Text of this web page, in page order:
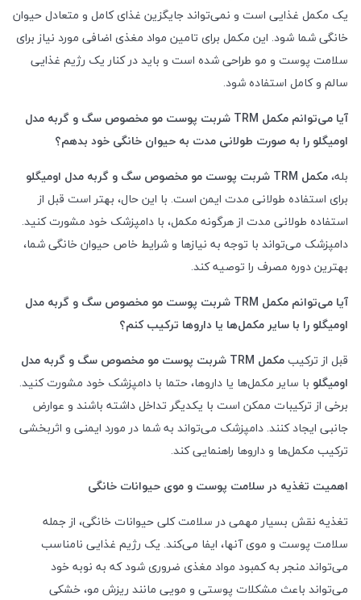
یک مکمل غذایی است و نمی‌تواند جایگزین غذای کامل و متعادل حیوان
خانگی شما شود. این مکمل برای تامین مواد مغذی اضافی مورد نیاز برای
سلامت پوست و مو طراحی شده است و باید در کنار یک رژیم غذایی
سالم و کامل استفاده شود.
آیا می‌توانم مکمل TRM شربت پوست مو مخصوص سگ و گربه مدل
اومیگلو را به صورت طولانی مدت به حیوان خانگی خود بدهم؟
بله،مکمل TRM شربت پوست مو مخصوص سگ و گربه مدل اومیگلو
برای استفاده طولانی مدت ایمن است. با این حال، بهتر است قبل از
استفاده طولانی مدت از هرگونه مکمل، با دامپزشک خود مشورت کنید.
دامپزشک می‌تواند با توجه به نیازها و شرایط خاص حیوان خانگی شما،
بهترین دوره مصرف را توصیه کند.
آیا می‌توانم مکمل TRM شربت پوست مو مخصوص سگ و گربه مدل
اومیگلو را با سایر مکمل‌ها یا داروها ترکیب کنم؟
قبل از ترکیبمکمل TRM شربت پوست مو مخصوص سگ و گربه مدل
اومیگلو با سایر مکمل‌ها یا داروها، حتما با دامپزشک خود مشورت کنید.
برخی از ترکیبات ممکن است با یکدیگر تداخل داشته باشند و عوارض
جانبی ایجاد کنند. دامپزشک می‌تواند به شما در مورد ایمنی و اثربخشی
ترکیب مکمل‌ها و داروها راهنمایی کند.
اهمیت تغذیه در سلامت پوست و موی حیوانات خانگی
تغذیه نقش بسیار مهمی در سلامت کلی حیوانات خانگی، از جمله
سلامت پوست و موی آنها، ایفا می‌کند. یک رژیم غذایی نامناسب
می‌تواند منجر به کمبود مواد مغذی ضروری شود که به نوبه خود
می‌تواند باعث مشکلات پوستی و مویی مانند ریزش مو، خشکی